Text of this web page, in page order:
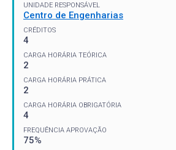
UNIDADE RESPONSÁVEL
Centro de Engenharias
CRÉDITOS
4
CARGA HORÁRIA TEÓRICA
2
CARGA HORÁRIA PRÁTICA
2
CARGA HORÁRIA OBRIGATÓRIA
4
FREQUÊNCIA APROVAÇÃO
75%